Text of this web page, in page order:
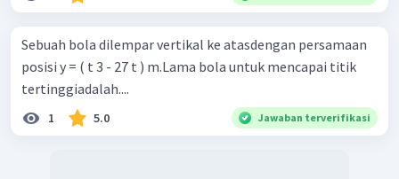
Sebuah bola dilempar vertikal ke atasdengan persamaan
posisi y = ( t 3 - 27 t ) m.Lama bola untuk mencapai titik
tertinggiadalah....
1 5.0 Jawaban terverifikasi